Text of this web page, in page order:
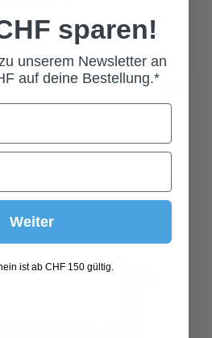
sparen!
unserem Newsletter an
auf deine Bestellung.*
Weiter
ist ab CHF 150 gültig.